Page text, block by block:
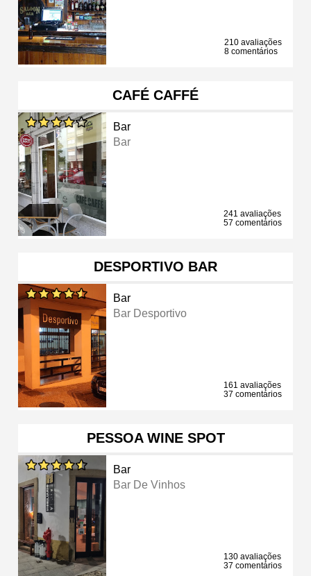
210 avaliações
8 comentários
CAFÉ CAFFÉ
Bar
Bar
241 avaliações
57 comentários
DESPORTIVO BAR
Bar
Bar Desportivo
161 avaliações
37 comentários
PESSOA WINE SPOT
Bar
Bar De Vinhos
130 avaliações
37 comentários